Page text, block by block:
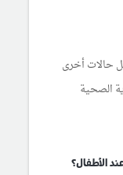
حالات أخرى
الصحية
الأطفال؟